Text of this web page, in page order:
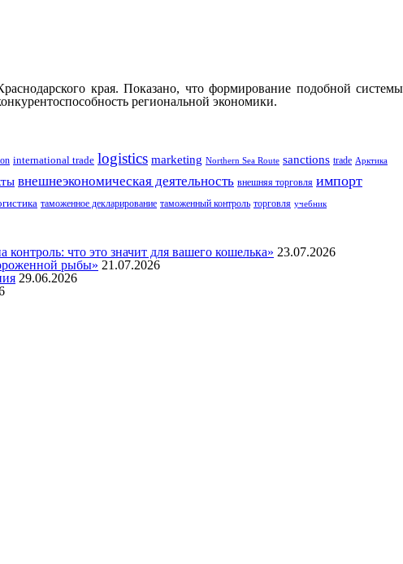
края. Показано, что формирование подобной системы
региональной экономики.
international trade logistics marketing Northern Sea Route sanctions trade Арктика
внешнеэкономическая деятельность внешняя торговля импорт
таможенное декларирование таможенный контроль торговля учебник
что это значит для вашего кошелька» 23.07.2026
рыбы» 21.07.2026
29.06.2026